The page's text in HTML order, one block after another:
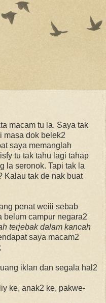
macam tu la. Saya tak
masa dok belek2
saya memanglah
tu tak tahu lagi tahap
la seronok. Tapi tak la
Kalau tak de nak buat
penat weiii sebab
belum campur negara2
terjebak dalam kancah
saya macam2
iklan dan segala hal2
ke, anak2 ke, pakwe-